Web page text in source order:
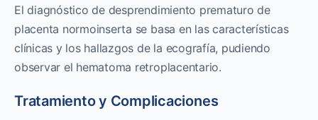
El diagnóstico de desprendimiento prematuro de
placenta normoinserta se basa en las características
clínicas y los hallazgos de la ecografía, pudiendo
observar el hematoma retroplacentario.
Tratamiento y Complicaciones